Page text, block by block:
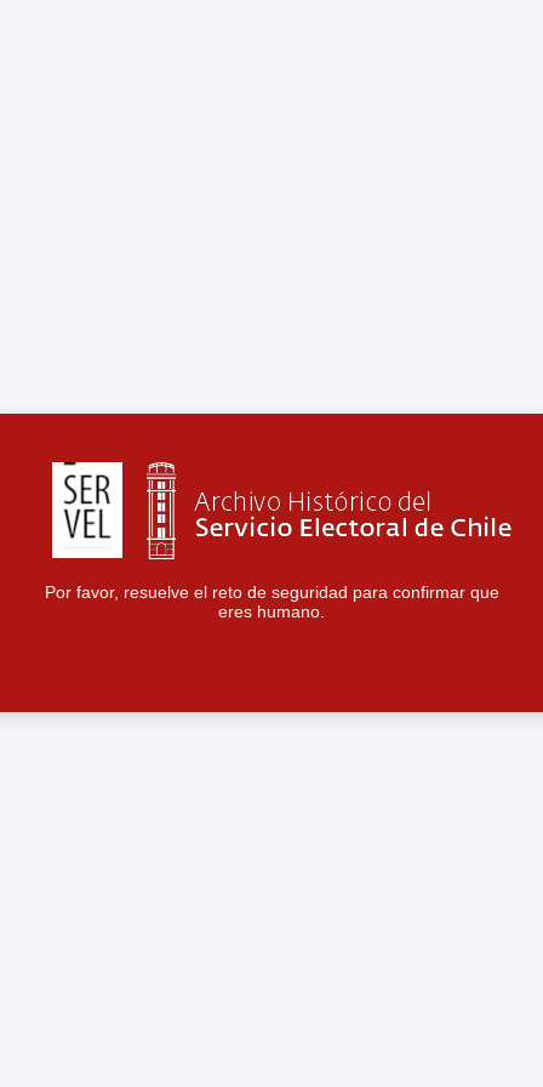
Por favor, resuelve el reto de seguridad para confirmar que
eres humano.